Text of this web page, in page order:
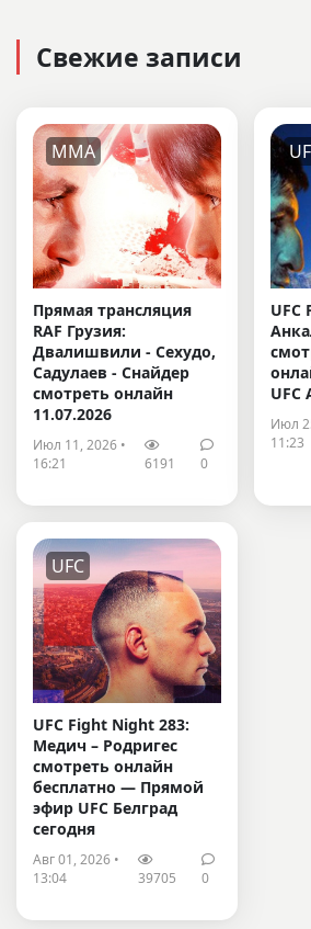
Свежие записи
MMA
Прямая трансляция
RAF Грузия:
Двалишвили - Сехудо,
Садулаев - Снайдер
смотреть онлайн
11.07.2026
Июл 11, 2026 •
16:21
6191 0
UFC
UFC
Июл
11:23
UFC
UFC Fight Night 283:
Медич – Родригес
смотреть онлайн
бесплатно — Прямой
эфир UFC Белград
сегодня
Авг 01, 2026 •
13:04
39705 0